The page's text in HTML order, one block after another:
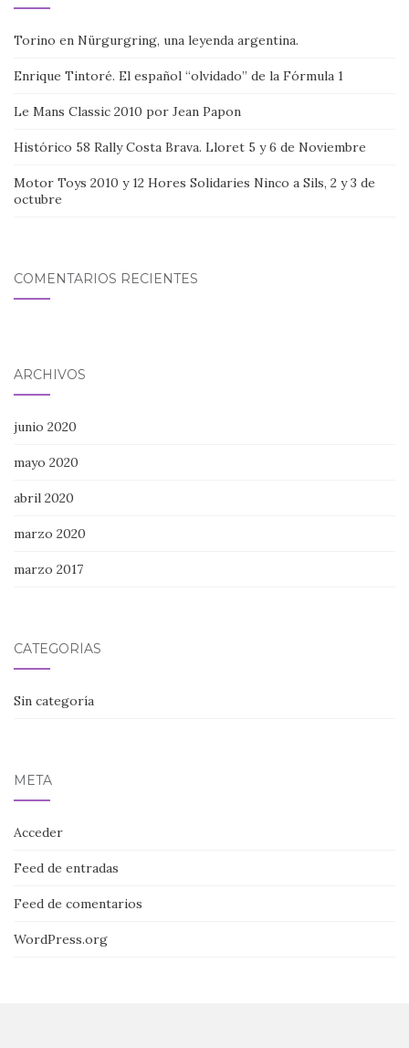
Torino en Nürgurgring, una leyenda argentina.
Enrique Tintoré. El español “olvidado” de la Fórmula 1
Le Mans Classic 2010 por Jean Papon
Histórico 58 Rally Costa Brava. Lloret 5 y 6 de Noviembre
Motor Toys 2010 y 12 Hores Solidaries Ninco a Sils, 2 y 3 de
octubre
COMENTARIOS RECIENTES
ARCHIVOS
junio 2020
mayo 2020
abril 2020
marzo 2020
marzo 2017
CATEGORÍAS
Sin categoría
META
Acceder
Feed de entradas
Feed de comentarios
WordPress.org